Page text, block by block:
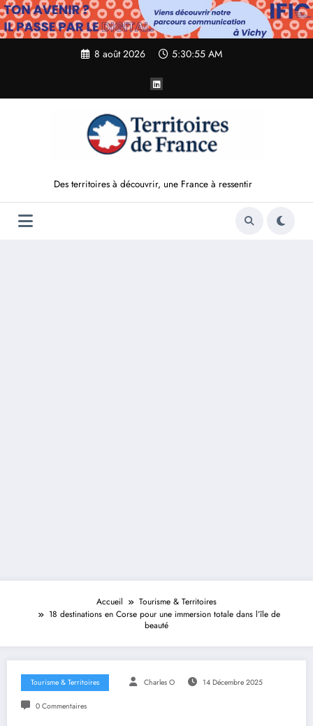
Aller
au
contenu
8 août 2026 5:30:57 AM
Des territoires à découvrir, une France à ressentir
Accueil
Tourisme & Territoires
18 destinations en Corse pour une immersion totale dans l’île de
beauté
Tourisme & Territoires Charles O 14 Décembre 2025
0 Commentaires